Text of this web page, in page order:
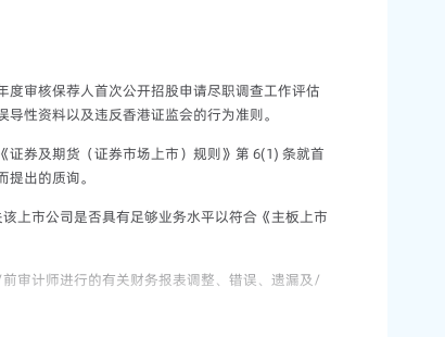
审核保荐人首次公开招股申请尽职调查工作评估
性资料以及违反香港证监会的行为准则。
券及期货（证券市场上市）规则》第 6(1) 条就首
出的质询。
上市公司是否具有足够业务水平以符合《主板上市
审计师进行的有关财务报表调整、错误、遗漏及/